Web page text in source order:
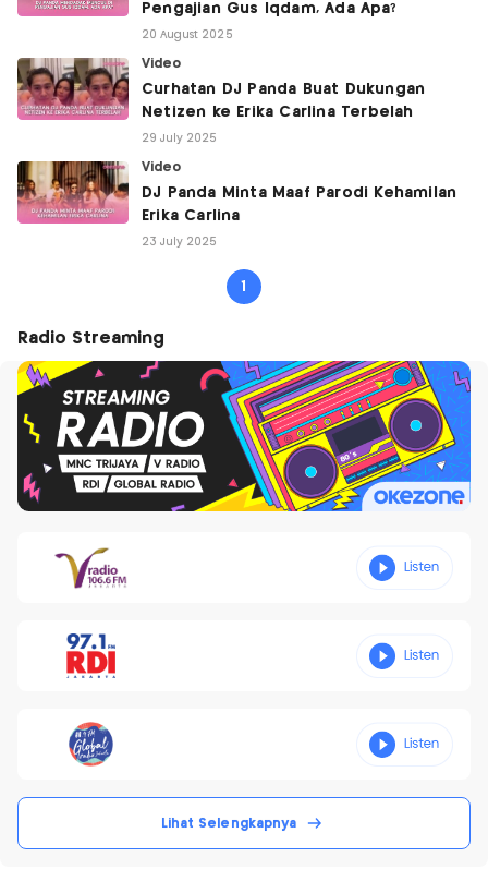
Pengajian Gus Iqdam, Ada Apa?
20 August 2025
Video
Curhatan DJ Panda Buat Dukungan
Netizen ke Erika Carlina Terbelah
29 July 2025
Video
DJ Panda Minta Maaf Parodi Kehamilan
Erika Carlina
23 July 2025
1
Radio Streaming
Lihat Selengkapnya